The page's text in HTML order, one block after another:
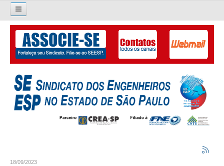
Pesquisar...
O SINDICATO
APRESENTAÇÃO
PALAVRA DO PRESIDENTE
LIVRO GESTÃO 2026-2029
18/09/2023